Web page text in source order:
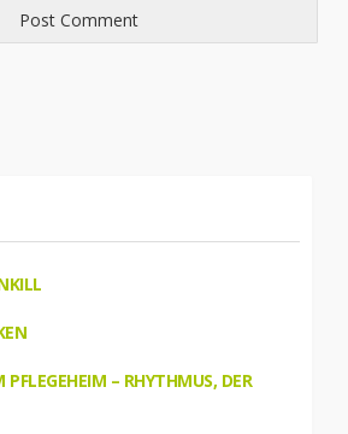
– RHYTHMUS, DER